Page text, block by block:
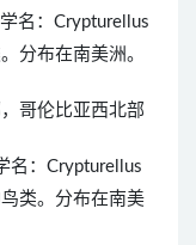
名：Crypturellus
分布在南美洲。
哥伦比亚西北部
名：Crypturellus
类。分布在南美